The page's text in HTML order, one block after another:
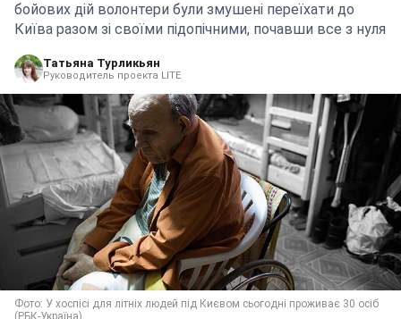
бойових дій волонтери були змушені переїхати до
Київа разом зі своїми підопічними, почавши все з нуля
Татьяна Турликьян
Руководитель проекта LITE
Фото: У хоспісі для літніх людей під Києвом сьогодні проживає 30 осіб
(РБК-Україна)